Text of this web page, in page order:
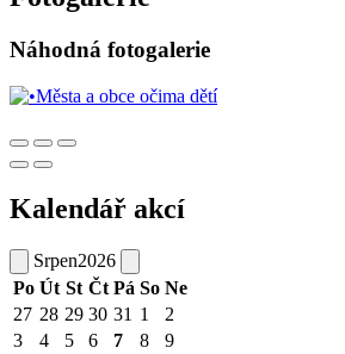
Náhodná fotogalerie
Kalendář akcí
Srpen2026
Po Út St Čt Pá So Ne
27 28 29 30 31 1
2
3
4 5 6 7 8
9